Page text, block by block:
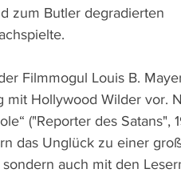
zum Butler degradierten
Filmmogul Louis B.
mit Hollywood Wilder vor.
("Reporter des Satans",
das Unglück zu einer
auch mit den